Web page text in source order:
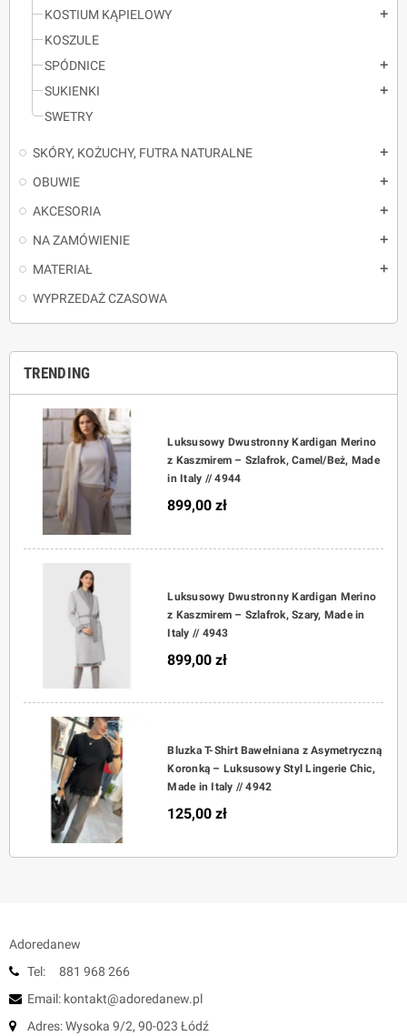
KOSTIUM KĄPIELOWY
add
KOSZULE
SPÓDNICE
add
SUKIENKI add
SWETRY
SKÓRY, KOŻUCHY, FUTRA NATURALNE add
OBUWIE add
AKCESORIA add
NA ZAMÓWIENIE add
MATERIAŁ add
WYPRZEDAŻ CZASOWA
TRENDING
Luksusowy Dwustronny Kardigan Merino
z Kaszmirem – Szlafrok, Camel/Beż, Made
in Italy // 4944
899,00 zł
Luksusowy Dwustronny Kardigan Merino
z Kaszmirem – Szlafrok, Szary, Made in
Italy // 4943
899,00 zł
Bluzka T-Shirt Bawełniana z Asymetryczną
Koronką – Luksusowy Styl Lingerie Chic,
Made in Italy // 4942
125,00 zł
Adoredanew
Tel: 881 968 266
Email: kontakt@adoredanew.pl
Adres: Wysoka 9/2, 90-023 Łódź